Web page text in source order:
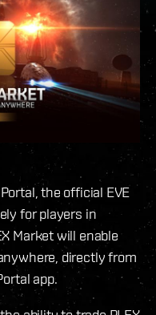
the official EVE
for players in
Market will enable
directly from
app.